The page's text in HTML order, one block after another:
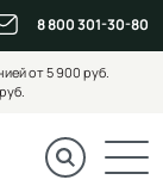
8 800 301-30-80
от 5 900 руб.